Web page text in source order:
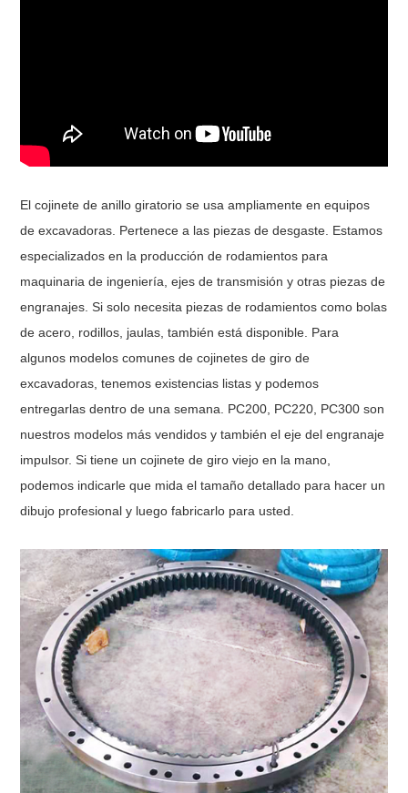
El cojinete de anillo giratorio se usa ampliamente en equipos
de excavadoras. Pertenece a las piezas de desgaste. Estamos
especializados en la producción de rodamientos para
maquinaria de ingeniería, ejes de transmisión y otras piezas de
engranajes. Si solo necesita piezas de rodamientos como bolas
de acero, rodillos, jaulas, también está disponible. Para
algunos modelos comunes de cojinetes de giro de
excavadoras, tenemos existencias listas y podemos
entregarlas dentro de una semana. PC200, PC220, PC300 son
nuestros modelos más vendidos y también el eje del engranaje
impulsor. Si tiene un cojinete de giro viejo en la mano,
podemos indicarle que mida el tamaño detallado para hacer un
dibujo profesional y luego fabricarlo para usted.